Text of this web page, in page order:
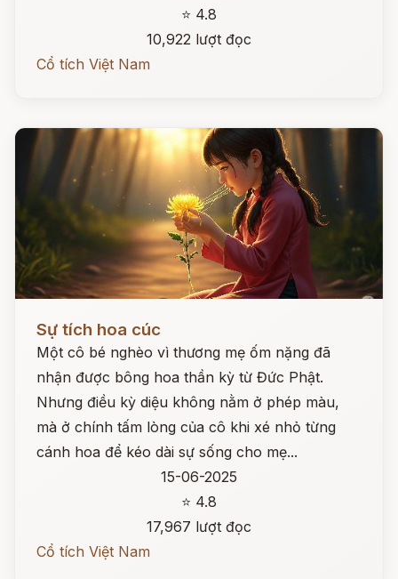
⭐ 4.8
10,922 lượt đọc
Cổ tích Việt Nam
Sự tích hoa cúc
Một cô bé nghèo vì thương mẹ ốm nặng đã
nhận được bông hoa thần kỳ từ Đức Phật.
Nhưng điều kỳ diệu không nằm ở phép màu,
mà ở chính tấm lòng của cô khi xé nhỏ từng
cánh hoa để kéo dài sự sống cho mẹ...
15-06-2025
⭐ 4.8
17,967 lượt đọc
Cổ tích Việt Nam